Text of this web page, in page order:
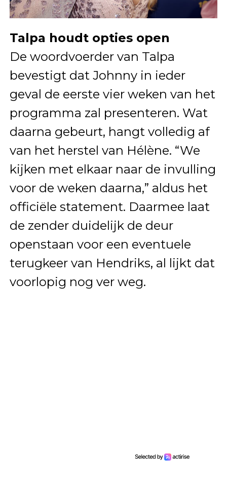
Talpa houdt opties open
De woordvoerder van Talpa
bevestigt dat Johnny in ieder
geval de eerste vier weken van het
programma zal presenteren. Wat
daarna gebeurt, hangt volledig af
van het herstel van Hélène. “We
kijken met elkaar naar de invulling
voor de weken daarna,” aldus het
officiële statement. Daarmee laat
de zender duidelijk de deur
openstaan voor een eventuele
terugkeer van Hendriks, al lijkt dat
voorlopig nog ver weg.